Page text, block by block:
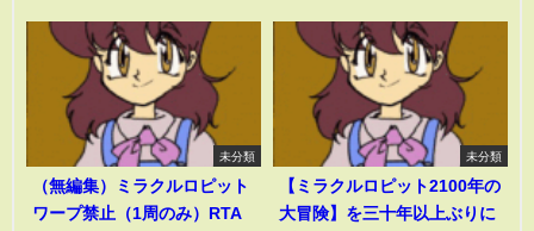
未分類
（無編集）ミラクルロピット
ワープ禁止（1周のみ）RTA
未分類
【ミラクルロピット2100年の
大冒険】を三十年以上ぶりに